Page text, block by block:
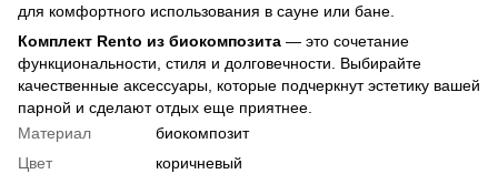
для комфортного использования в сауне или бане.
Комплект Rento из биокомпозита — это сочетание
функциональности, стиля и долговечности. Выбирайте
качественные аксессуары, которые подчеркнут эстетику вашей
парной и сделают отдых еще приятнее.
Материал
биокомпозит
Цвет
коричневый